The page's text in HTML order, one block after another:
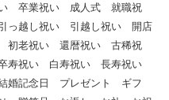
卒業祝い 成人式 就職祝
越し祝い 引越し祝い 開店
老祝い 還暦祝い 古稀祝
寿祝い 白寿祝い 長寿祝い
婚記念日 プレゼント ギフ